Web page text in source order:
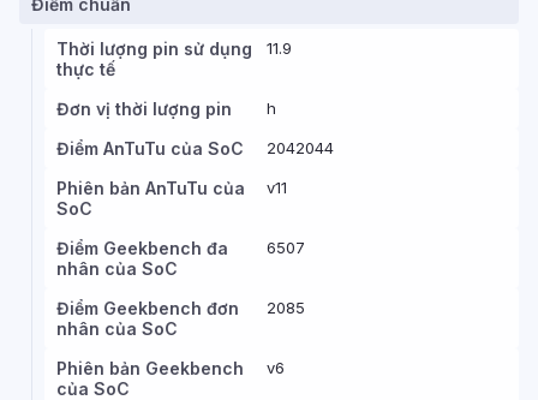
Điểm chuẩn
Thời lượng pin sử dụng
thực tế
11.9
Đơn vị thời lượng pin h
Điểm AnTuTu của SoC 2042044
Phiên bản AnTuTu của
SoC
v11
Điểm Geekbench đa
nhân của SoC
6507
Điểm Geekbench đơn
nhân của SoC
2085
Phiên bản Geekbench
của SoC
v6